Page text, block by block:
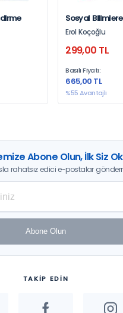
Sosyal
Eğitimde Bakış
Erol Koçoğlu
299,00 TL
Basılı Fiyatı:
665,00 TL
%55 Avantajlı
Abone Olun, İlk Siz
rahatsız edici e-postalar
Abone Olun
TAKİP EDİN